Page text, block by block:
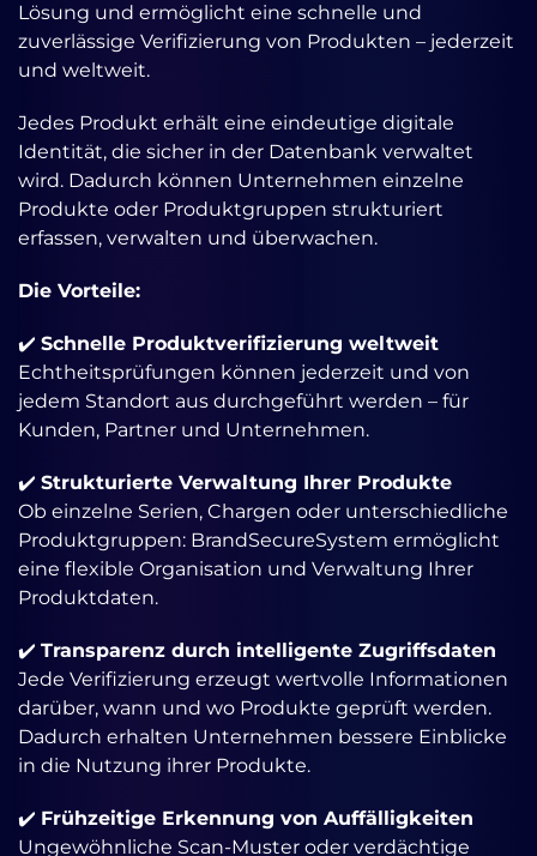
Lösung und ermöglicht eine schnelle und
zuverlässige Verifizierung von Produkten – jederzeit
und weltweit.
Jedes Produkt erhält eine eindeutige digitale
Identität, die sicher in der Datenbank verwaltet
wird. Dadurch können Unternehmen einzelne
Produkte oder Produktgruppen strukturiert
erfassen, verwalten und überwachen.
Die Vorteile:
✔️ Schnelle Produktverifizierung weltweit
Echtheitsprüfungen können jederzeit und von
jedem Standort aus durchgeführt werden – für
Kunden, Partner und Unternehmen.
✔️ Strukturierte Verwaltung Ihrer Produkte
Ob einzelne Serien, Chargen oder unterschiedliche
Produktgruppen: BrandSecureSystem ermöglicht
eine flexible Organisation und Verwaltung Ihrer
Produktdaten.
✔️ Transparenz durch intelligente Zugriffsdaten
Jede Verifizierung erzeugt wertvolle Informationen
darüber, wann und wo Produkte geprüft werden.
Dadurch erhalten Unternehmen bessere Einblicke
in die Nutzung ihrer Produkte.
✔️ Frühzeitige Erkennung von Auffälligkeiten
Ungewöhnliche Scan-Muster oder verdächtige